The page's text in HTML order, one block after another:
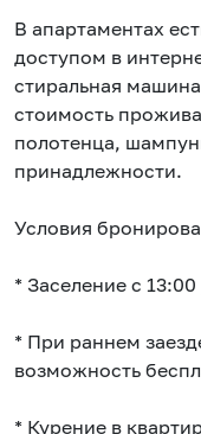
В апартаментах
доступом в
стиральная
стоимость
полотенца,
принадлежности.
Условия
* Заселение с
* При раннем
возможность
* Курение в